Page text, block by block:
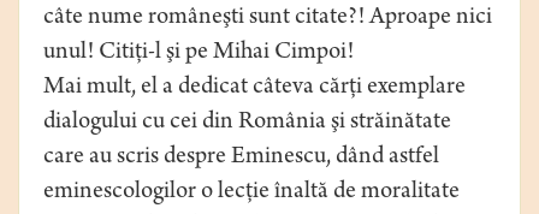
câte nume româneşti sunt citate?! Aproape nici
unul! Citiţi-l şi pe Mihai Cimpoi!
Mai mult, el a dedicat câteva cărţi exemplare
dialogului cu cei din România şi străinătate
care au scris despre Eminescu, dând astfel
eminescologilor o lecţie înaltă de moralitate